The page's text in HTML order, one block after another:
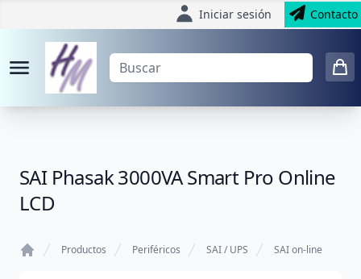
Iniciar sesión Contacto
SAI Phasak 3000VA Smart Pro Online
LCD
Productos Periféricos SAI / UPS SAI on-line